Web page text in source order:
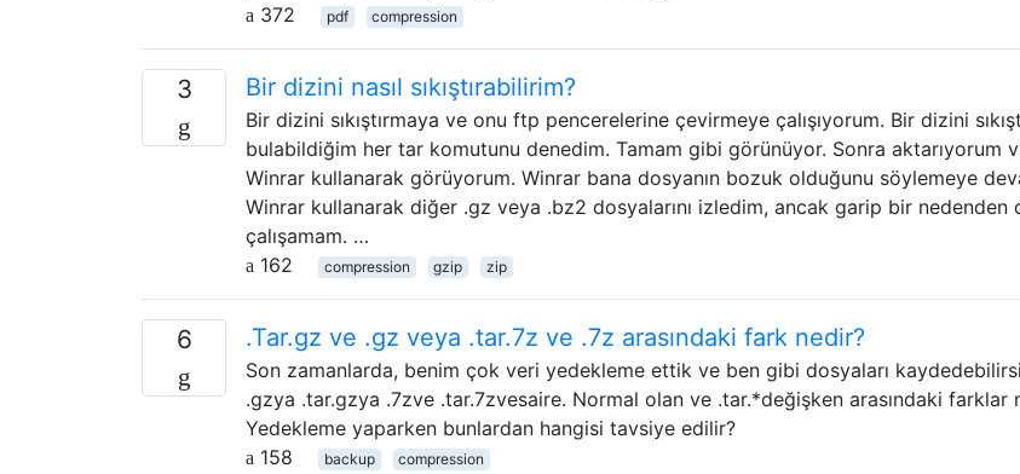
372
pdf compression
3 Bir dizini nasıl sıkıştırabilirim?
Bir dizini sıkıştırmaya ve onu ftp pencerelerine çevirmeye çalışıyorum. Bir dizini
bulabildiğim her tar komutunu denedim. Tamam gibi görünüyor. Sonra aktarıyorum
Winrar kullanarak görüyorum. Winrar bana dosyanın bozuk olduğunu söylemeye
Winrar kullanarak diğer .gz veya .bz2 dosyalarını izledim, ancak garip bir nedenden
çalışamam. …
162
compression gzip zip
6 .Tar.gz ve .gz veya .tar.7z ve .7z arasındaki fark nedir?
Son zamanlarda, benim çok veri yedekleme ettik ve ben gibi dosyaları
.gzya .tar.gzya .7zve .tar.7zvesaire. Normal olan ve .tar.*değişken arasındaki farklar
Yedekleme yaparken bunlardan hangisi tavsiye edilir?
158
backup compression